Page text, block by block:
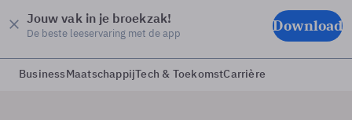
Jouw vak in je broekzak!
De beste leeservaring met de app Download
BusinessMaatschappijTech & ToekomstCarrière